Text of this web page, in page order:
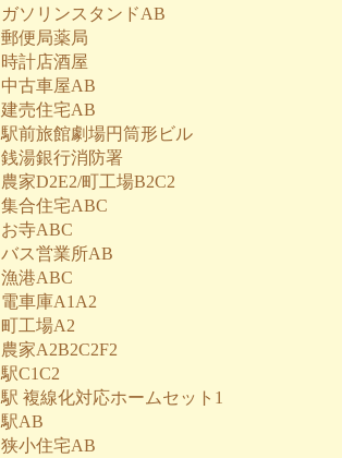
ガソリンスタンドAB
郵便局薬局
時計店酒屋
中古車屋AB
建売住宅AB
駅前旅館劇場円筒形ビル
銭湯銀行消防署
農家D2E2/町工場B2C2
集合住宅ABC
お寺ABC
バス営業所AB
漁港ABC
電車庫A1A2
町工場A2
農家A2B2C2F2
駅C1C2
駅 複線化対応ホームセット1
駅AB
狭小住宅AB